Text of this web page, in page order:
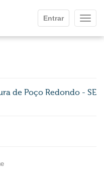
Entrar
de Poço Redondo - SE